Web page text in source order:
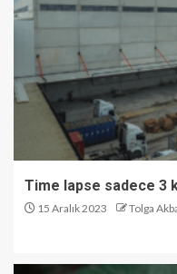
Time lapse sadece 3
15 Aralık 2023 Tolga